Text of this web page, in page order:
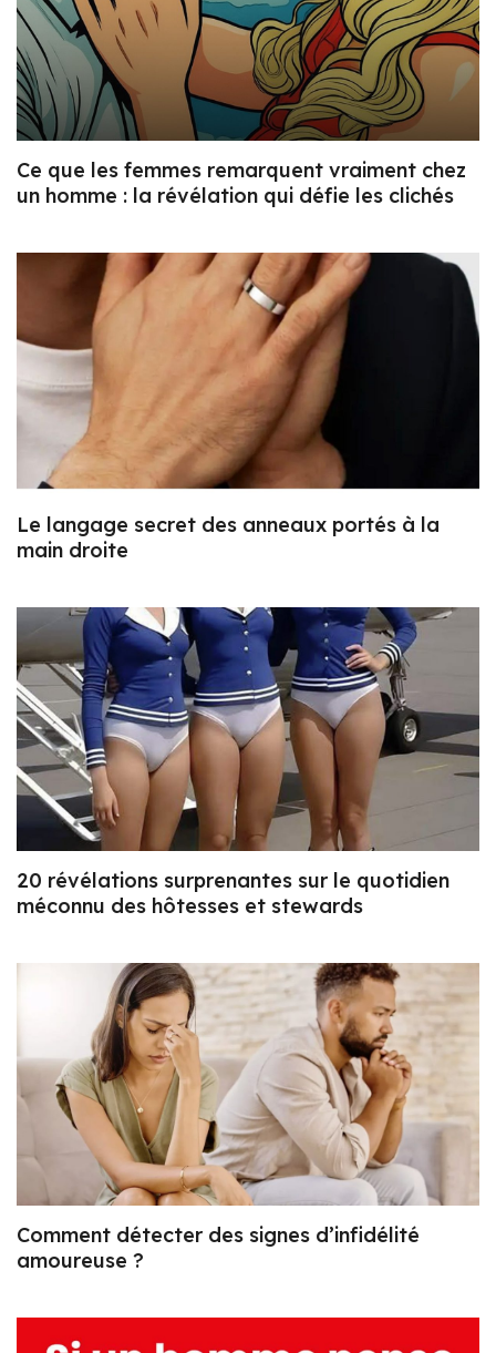
Ce que les femmes remarquent vraiment chez
un homme : la révélation qui défie les clichés
Le langage secret des anneaux portés à la
main droite
20 révélations surprenantes sur le quotidien
méconnu des hôtesses et stewards
Comment détecter des signes d’infidélité
amoureuse ?